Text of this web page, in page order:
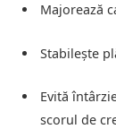
Majorează
Stabilește
Evită
scorul de